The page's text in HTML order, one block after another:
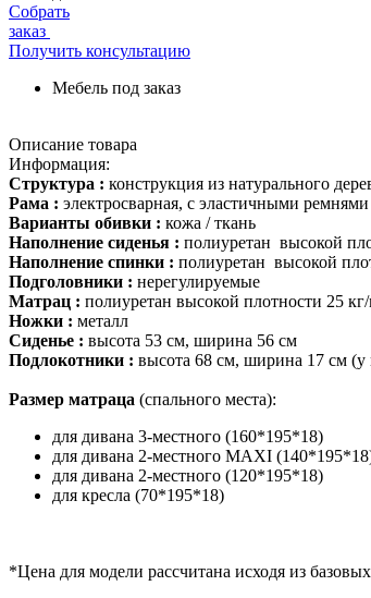
Собрать
заказ
Получить консультацию
Мебель под заказ
Описание товара
Информация:
Структура : конструкция из натурального
Рама : электросварная, с эластичными
Варианты обивки : кожа / ткань
Наполнение сиденья : полиуретан высокой
Наполнение спинки : полиуретан высокой
Подголовники : нерегулируемые
Матрац : полиуретан высокой плотности 25
Ножки : металл
Сиденье : высота 53 см, ширина 56 см
Подлокотники : высота 68 см, ширина 17 см (у
Размер матраца (спального места):
для дивана 3-местного (160*195*18)
для дивана 2-местного MAXI
для дивана 2-местного (120*195*18)
для кресла (70*195*18)
*Цена для модели рассчитана исходя из